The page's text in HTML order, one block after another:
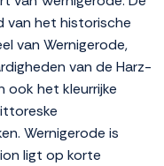
het historische
van Wernigerode,
van de Harz-
ook het kleurrijke
Wernigerode is
ligt op korte